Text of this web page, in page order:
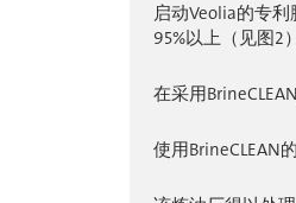
启动Veolia的专
95%以上（见图2）
在采用
使用BrineCLEAN